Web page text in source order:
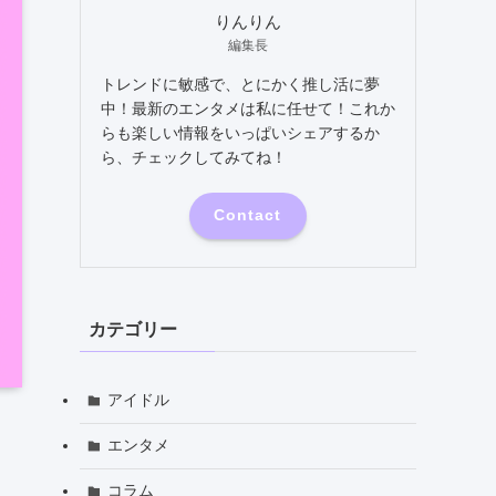
りんりん
編集長
トレンドに敏感で、とにかく推し活に夢
中！最新のエンタメは私に任せて！これか
らも楽しい情報をいっぱいシェアするか
ら、チェックしてみてね！
Contact
カテゴリー
アイドル
エンタメ
コラム